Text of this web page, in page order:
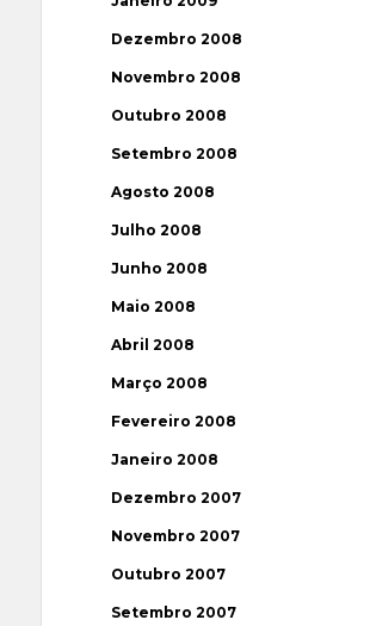
Dezembro 2008
Novembro 2008
Outubro 2008
Setembro 2008
Agosto 2008
Julho 2008
Junho 2008
Maio 2008
Abril 2008
Março 2008
Fevereiro 2008
Janeiro 2008
Dezembro 2007
Novembro 2007
Outubro 2007
Setembro 2007